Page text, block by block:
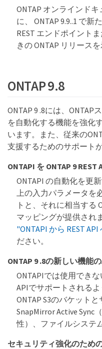
ONTAP オンラインド
に、 ONTAP 9.9..1 で
REST エンドポイント
きの ONTAP リリース
ONTAP 9.8
ONTAP 9 .8には、
を自動化する機能を強化
います。また、従来の
支援するためのサポート
ONTAPI を ONTAP 9
ONTAPI の自動化を更
上の入力パラメータを
トと、それに相当する
マッピングが提供され
"ONTAPI から REST
ださい。
ONTAP 9 .8の新しい機能
ONTAPIでは使用できな
APIでサポートされる
ONTAP S3のバケットと
SnapMirror Active Sync
性）、ファイルシステ
セキュリティ強化のため